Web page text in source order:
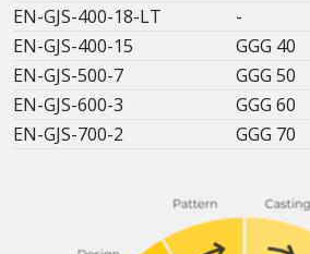
EN-GJS-400-18-LT
-
EN-GJS-400-15
GGG 40
EN-GJS-500-7
GGG 50
EN-GJS-600-3
GGG 60
EN-GJS-700-2
GGG 70